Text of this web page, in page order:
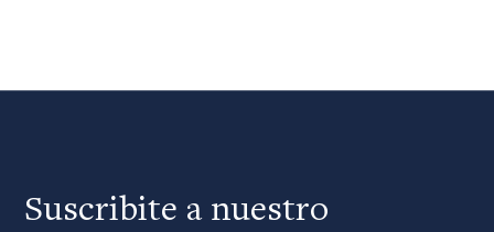
Suscribite a nuestro